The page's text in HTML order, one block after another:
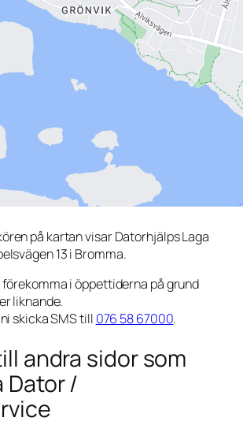
på kartan visar Datorhjälps Laga
13 i Bromma.
i öppettiderna på grund
liknande.
skicka SMS till 076 58 67000.
andra sidor som
Dator /